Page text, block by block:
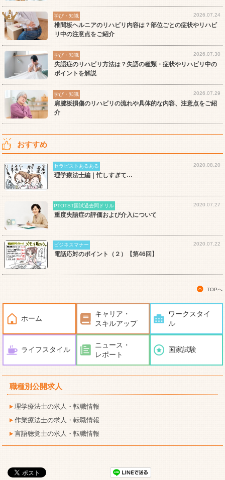
学び・知識 2026.07.24
椎間板ヘルニアのリハビリ内容は？部位ごとの症状やリハビ
リ中の注意点をご紹介
学び・知識 2026.07.30
失語症のリハビリ方法は？失語の種類・症状やリハビリ中の
ポイントを解説
学び・知識 2026.07.29
肩腱板損傷のリハビリの流れや具体的な内容、注意点をご紹
介
おすすめ
セラピストあるある 2020.08.20
理学療法士編｜忙しすぎて…
PTOTST国試過去問ドリル 2020.07.27
重度失語症の評価および介入について
ビジネスマナー 2020.07.22
電話応対のポイント（２）【第46回】
TOPへ
ホーム
キャリア・
スキルアップ
ワークスタイ
ル
ライフスタイル
ニュース・
レポート
国家試験
職種別公開求人
理学療法士の求人・転職情報
作業療法士の求人・転職情報
言語聴覚士の求人・転職情報